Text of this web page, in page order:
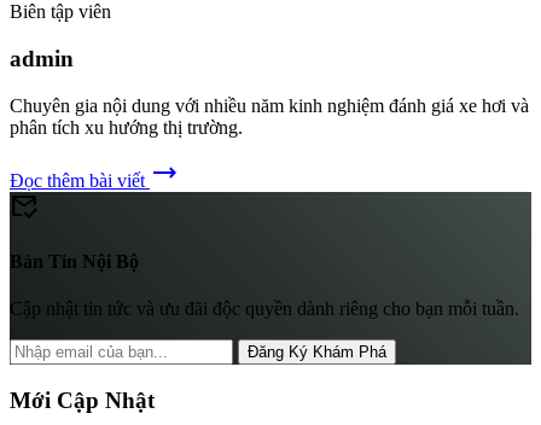
Biên tập viên
admin
Chuyên gia nội dung với nhiều năm kinh nghiệm đánh giá xe hơi và
phân tích xu hướng thị trường.
Đọc thêm bài viết trending_flat
mark_email_read
Bản Tin Nội Bộ
Cập nhật tin tức và ưu đãi độc quyền dành riêng cho bạn mỗi tuần.
Đăng Ký Khám Phá
Mới Cập Nhật